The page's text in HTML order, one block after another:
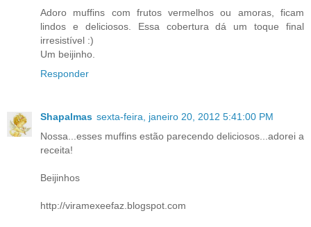
Adoro muffins com frutos vermelhos ou amoras, ficam
lindos e deliciosos. Essa cobertura dá um toque final
irresistível :)
Um beijinho.
Responder
Shapalmas sexta-feira, janeiro 20, 2012 5:41:00 PM
Nossa...esses muffins estão parecendo deliciosos...adorei a
receita!
Beijinhos
http://viramexeefaz.blogspot.com